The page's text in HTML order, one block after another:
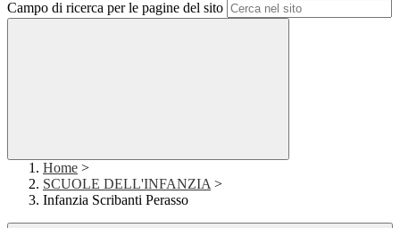
Campo di ricerca per le pagine del sito
Home >
SCUOLE DELL'INFANZIA >
Infanzia Scribanti Perasso